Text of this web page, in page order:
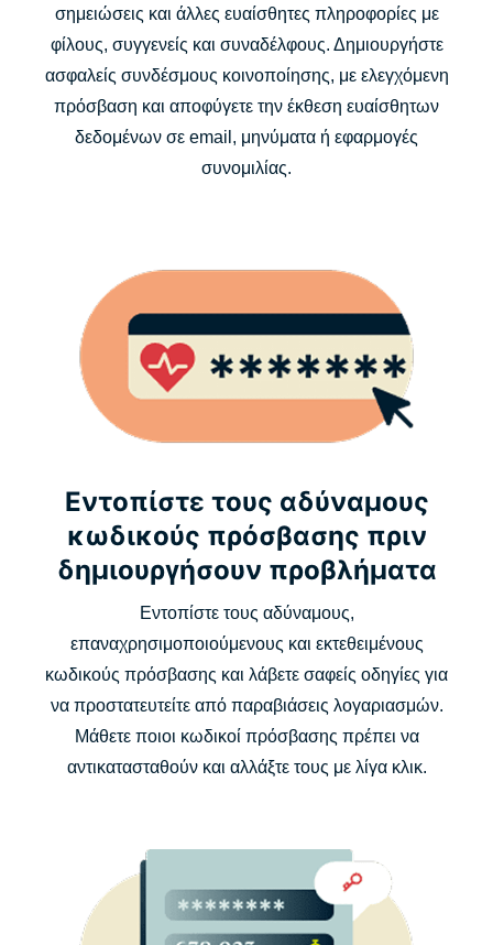
σημειώσεις και άλλες ευαίσθητες πληροφορίες με
φίλους, συγγενείς και συναδέλφους. Δημιουργήστε
ασφαλείς συνδέσμους κοινοποίησης, με ελεγχόμενη
πρόσβαση και αποφύγετε την έκθεση ευαίσθητων
δεδομένων σε email, μηνύματα ή εφαρμογές
συνομιλίας.
Εντοπίστε τους αδύναμους
κωδικούς πρόσβασης πριν
δημιουργήσουν προβλήματα
Εντοπίστε τους αδύναμους,
επαναχρησιμοποιούμενους και εκτεθειμένους
κωδικούς πρόσβασης και λάβετε σαφείς οδηγίες για
να προστατευτείτε από παραβιάσεις λογαριασμών.
Μάθετε ποιοι κωδικοί πρόσβασης πρέπει να
αντικατασταθούν και αλλάξτε τους με λίγα κλικ.